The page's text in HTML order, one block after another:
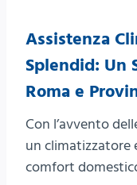
Assistenza
Splendid: Un
Roma e
Con l’avvento
un climatizzatore
comfort